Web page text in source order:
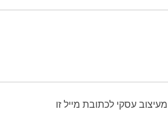
עסקי לכתובת מייל זו